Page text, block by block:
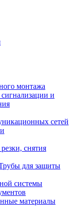
монтажа
и
сетей
снятия
для защиты
системы
материалы